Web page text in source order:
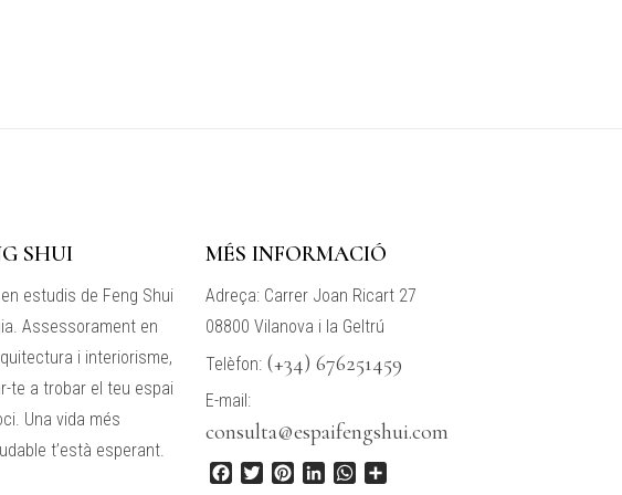
SHUI
estudis de Feng Shui
Assessorament en
i interiorisme,
te a trobar el teu espai
Una vida més
t’està esperant.
MÉS INFORMACIÓ
Adreça: Carrer Joan Ricart 27
08800 Vilanova i la Geltrú
Telèfon: (+34) 676251459
E-mail:
consulta@espaifengshui.com